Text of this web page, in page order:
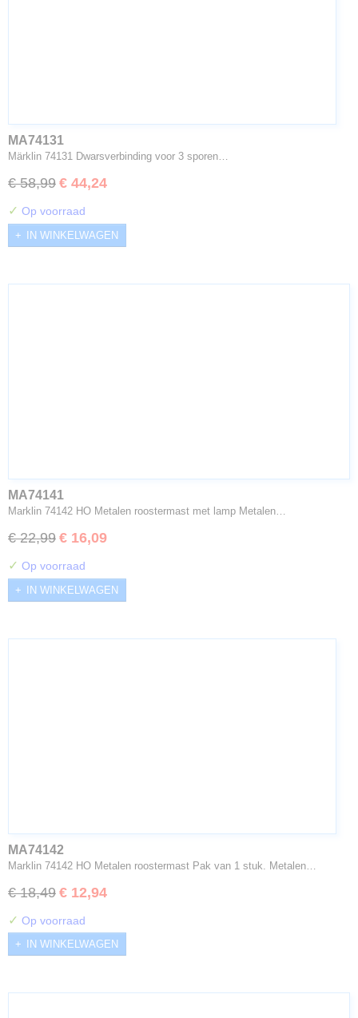
MA74131
Märklin 74131 Dwarsverbinding voor 3 sporen…
€ 58,99 € 44,24
✓ Op voorraad
IN WINKELWAGEN
MA74141
Marklin 74142 HO Metalen roostermast met lamp Metalen…
€ 22,99 € 16,09
✓ Op voorraad
IN WINKELWAGEN
MA74142
Marklin 74142 HO Metalen roostermast Pak van 1 stuk. Metalen…
€ 18,49 € 12,94
✓ Op voorraad
IN WINKELWAGEN